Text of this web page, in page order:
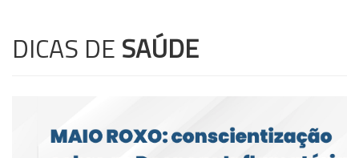
DICAS DE SAÚDE